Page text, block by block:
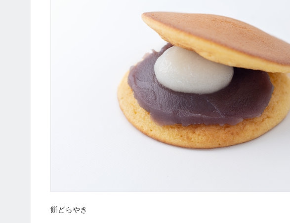
餅どらやき